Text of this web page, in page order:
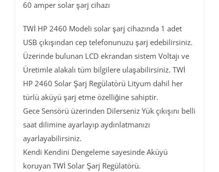
60 amper solar şarj cihazı
TWİ HP 2460 Modeli solar şarj cihazında 1 adet
USB çıkışından cep telefonunuzu şarj edebilirsiniz.
Üzerinde bulunan LCD ekrandan sistem Voltajı ve
Üretimle alakalı tüm bilgilere ulaşabilirsiniz. TWİ
HP 2460 Solar Şarj Regülatörü Lityum dahil her
türlü aküyü şarj etme özelliğine sahiptir.
Gece Sensörü üzerinden Dilerseniz Yük çıkışını belli
saat dilimine ayarlayıp aydınlatmanızı
ayarlayabilirsiniz.
Kendi Kendini Dengeleme sayesinde Aküyü
koruyan TWİ Solar Şarj Regülatörü.